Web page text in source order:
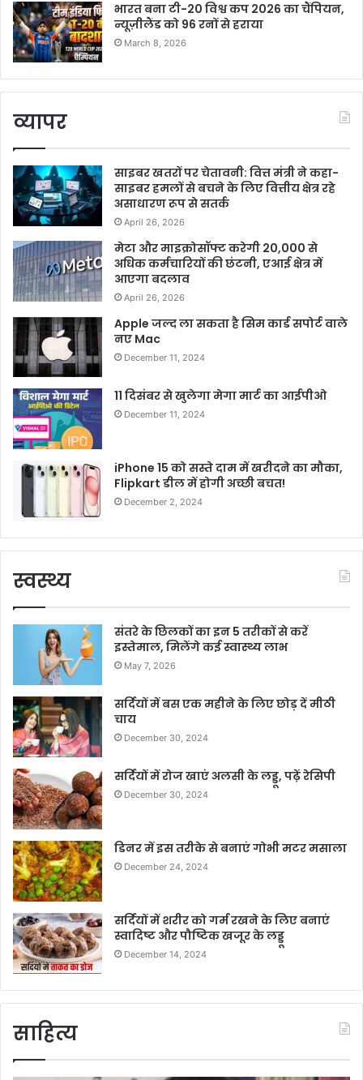
भारत बना टी-20 विश्व कप 2026 का चैंपियन,
न्यूज़ीलैंड को 96 रनों से हराया
March 8, 2026
व्यापर
साइबर खतरों पर चेतावनी: वित्त मंत्री ने कहा-
साइबर हमलों से बचने के लिए वित्तीय क्षेत्र रहे
असाधारण रूप से सतर्क
April 26, 2026
मेटा और माइक्रोसॉफ्ट करेगी 20,000 से
अधिक कर्मचारियों की छंटनी, एआई क्षेत्र में
आएगा बदलाव
April 26, 2026
Apple जल्द ला सकता है सिम कार्ड सपोर्ट वाले
नए Mac
December 11, 2024
11 दिसंबर से खुलेगा मेगा मार्ट का आईपीओ
December 11, 2024
iPhone 15 को सस्ते दाम में खरीदने का मौका,
Flipkart डील में होगी अच्छी बचत!
December 2, 2024
स्वस्थ्य
संतरे के छिलकों का इन 5 तरीकों से करें
इस्तेमाल, मिलेंगे कई स्वास्थ्य लाभ
May 7, 2026
सर्दियों में बस एक महीने के लिए छोड़ दें मीठी
चाय
December 30, 2024
सर्दियों में रोज खाएं अलसी के लड्डू, पढ़ें रेसिपी
December 30, 2024
डिनर में इस तरीके से बनाएं गोभी मटर मसाला
December 24, 2024
सर्दियों में शरीर को गर्म रखने के लिए बनाएं
स्वादिष्ट और पौष्टिक खजूर के लड्डू
December 14, 2024
साहित्य